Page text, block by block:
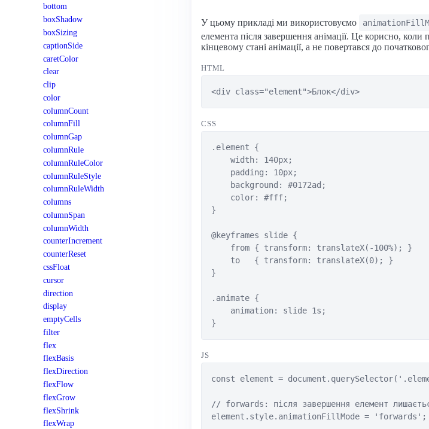
bottom
boxShadow
boxSizing
captionSide
caretColor
clear
clip
color
columnCount
columnFill
columnGap
columnRule
columnRuleColor
columnRuleStyle
columnRuleWidth
columns
columnSpan
columnWidth
counterIncrement
counterReset
cssFloat
cursor
direction
display
emptyCells
filter
flex
flexBasis
flexDirection
flexFlow
flexGrow
flexShrink
flexWrap
У цьому прикладі ми використовуємо
елемента після завершення анімації. Це корисно,
кінцевому стані анімації, а не повертався до
HTML
<div class="element">Блок</div>
CSS
.element {
    width: 140px;
    padding: 10px;
    background: #0172ad;
    color: #fff;
}
@keyframes slide {
    from { transform: translateX(-100%); }
    to   { transform: translateX(0); }
}
.animate {
    animation: slide 1s;
}
JS
const element =
// forwards: після завершення елемент
element.style.animationFillMode = 'forwards';